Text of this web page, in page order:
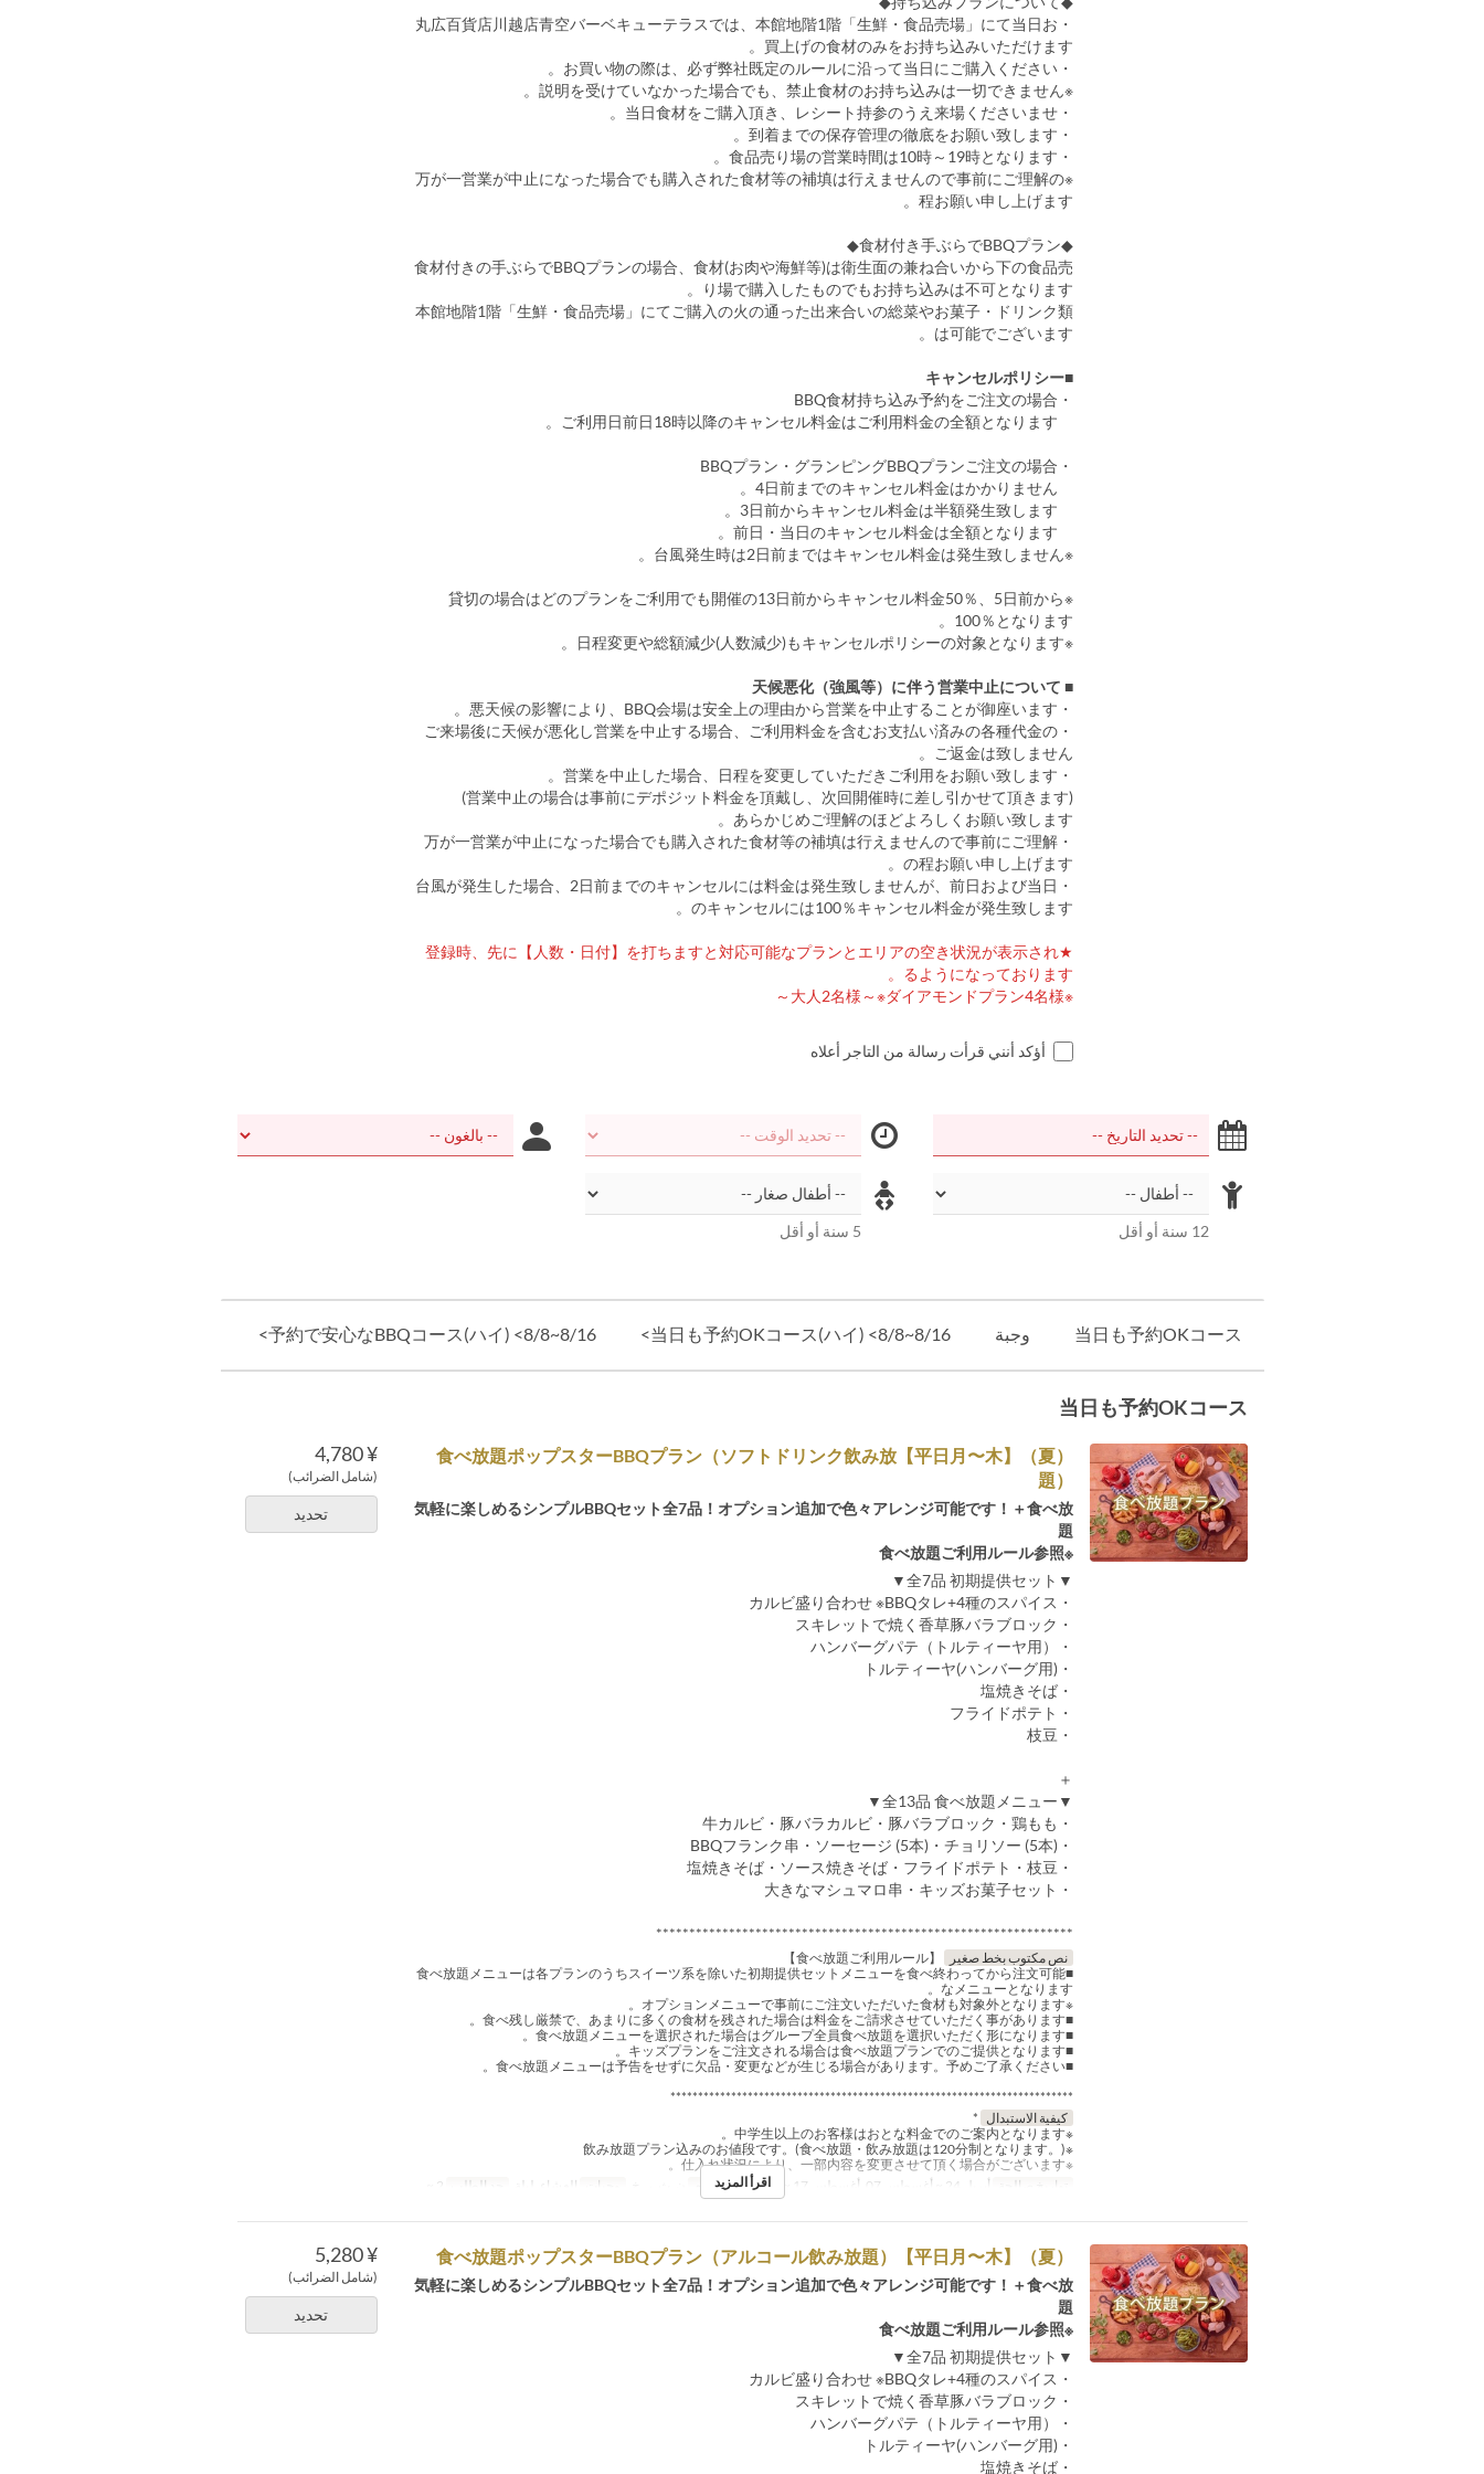
・丸広百貨店川越店青空バーベキューテラスでは、本館地階1階「生鮮・食品売場」にて当日お
買上げの食材のみをお持ち込みいただけます。
・お買い物の際は、必ず弊社既定のルールに沿って当日にご購入ください。
※説明を受けていなかった場合でも、禁止食材のお持ち込みは一切できません。
・当日食材をご購入頂き、レシート持参のうえ来場くださいませ。
・到着までの保存管理の徹底をお願い致します。
・食品売り場の営業時間は10時～19時となります。
※万が一営業が中止になった場合でも購入された食材等の補填は行えませんので事前にご理解の
程お願い申し上げます。
◆食材付き手ぶらでBBQプラン◆
食材付きの手ぶらでBBQプランの場合、食材(お肉や海鮮等)は衛生面の兼ね合いから下の食品売
り場で購入したものでもお持ち込みは不可となります。
本館地階1階「生鮮・食品売場」にてご購入の火の通った出来合いの総菜やお菓子・ドリンク類
は可能でございます。
■キャンセルポリシー
・BBQ食材持ち込み予約をご注文の場合
・BBQプラン・グランピングBBQプランご注文の場合
※台風発生時は2日前まではキャンセル料金は発生致しません。
※貸切の場合はどのプランをご利用でも開催の13日前からキャンセル料金50％、5日前から
100％となります。
※日程変更や総額減少(人数減少)もキャンセルポリシーの対象となります。
■ 天候悪化（強風等）に伴う営業中止について
・悪天候の影響により、BBQ会場は安全上の理由から営業を中止することが御座います。
・ご来場後に天候が悪化し営業を中止する場合、ご利用料金を含むお支払い済みの各種代金の
ご返金は致しません。
・営業を中止した場合、日程を変更していただきご利用をお願い致します。
(営業中止の場合は事前にデポジット料金を頂戴し、次回開催時に差し引かせて頂きます)
あらかじめご理解のほどよろしくお願い致します。
・万が一営業が中止になった場合でも購入された食材等の補填は行えませんので事前にご理解
の程お願い申し上げます。
・台風が発生した場合、2日前までのキャンセルには料金は発生致しませんが、前日および当日
のキャンセルには100％キャンセル料金が発生致します。
★登録時、先に【人数・日付】を打ちますと対応可能なプランとエリアの空き状況が表示され
るようになっております。
※大人2名様～※ダイアモンドプラン4名様～
أؤكد أنني قرأت رسالة من التاجر أعلاه
12 سنة أو أقل 5 سنة أو أقل
当日も予約OKコース وجبة 当日も予約OKコース(ハイ) <8/8~8/16>
予約で安心なBBQコース(ハイ) <8/8~8/16>
当日も予約OKコース
¥ 4,780
(شامل الضرائب)
تحديد
（夏）【平日月〜木】食べ放題ポップスターBBQプラン（ソフトドリンク飲み放
題）
気軽に楽しめるシンプルBBQセット全7品！オプション追加で色々アレンジ可能です！＋食べ放
題
※食べ放題ご利用ルール参照
▼全7品 初期提供セット▼
・カルビ盛り合わせ ※BBQタレ+4種のスパイス
・スキレットで焼く香草豚バラブロック
・ハンバーグパテ（トルティーヤ用）
・トルティーヤ(ハンバーグ用)
・塩焼きそば
・フライドポテト
・枝豆
＋
▼全13品 食べ放題メニュー▼
・牛カルビ・豚バラカルビ・豚バラブロック・鶏もも
・BBQフランク串・ソーセージ (5本)・チョリソー (5本)
・塩焼きそば・ソース焼きそば・フライドポテト・枝豆
・大きなマシュマロ串・キッズお菓子セット
***************************************************************
نص مكتوب بخط صغير
【食べ放題ご利用ルール】
■食べ放題メニューは各プランのうちスイーツ系を除いた初期提供セットメニューを食べ終わってから注文可能
なメニューとなります。
※オプションメニューで事前にご注文いただいた食材も対象外となります。
■食べ残し厳禁で、あまりに多くの食材を残された場合は料金をご請求させていただく事があります。
■食べ放題メニューを選択された場合はグループ全員食べ放題を選択いただく形になります。
■キッズプランをご注文される場合は食べ放題プランでのご提供となります。
■食べ放題メニューは予告をせずに欠品・変更などが生じる場合があります。予めご了承ください。
*************************************************************************
كيفية الاستبدال *
※中学生以上のお客様はおとな料金でのご案内となります。
※飲み放題プラン込みのお値段です。(食べ放題・飲み放題は120分制となります。)
※仕入れ状況により、一部内容を変更させて頂く場合がございます。
تواريخ صالحة
أبريل 24 ~ أغسطس 07, أغسطس 17 ~ ديسمبر 20 وجبات العشاء, ليلة حد الطلب اقرأ المزيد
¥ 5,280
(شامل الضرائب)
تحديد
（夏）【平日月〜木】食べ放題ポップスターBBQプラン（アルコール飲み放題）
気軽に楽しめるシンプルBBQセット全7品！オプション追加で色々アレンジ可能です！＋食べ放
題
※食べ放題ご利用ルール参照
▼全7品 初期提供セット▼
・カルビ盛り合わせ ※BBQタレ+4種のスパイス
・スキレットで焼く香草豚バラブロック
・ハンバーグパテ（トルティーヤ用）
・トルティーヤ(ハンバーグ用)
・塩焼きそば